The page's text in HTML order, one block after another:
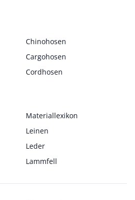
Chinohosen
Cargohosen
Cordhosen
Materiallexikon
Leinen
Leder
Lammfell